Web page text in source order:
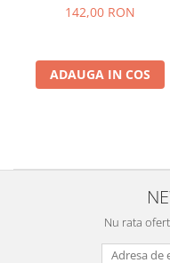
142,00 RON
ADAUGA IN COS
Nu rata